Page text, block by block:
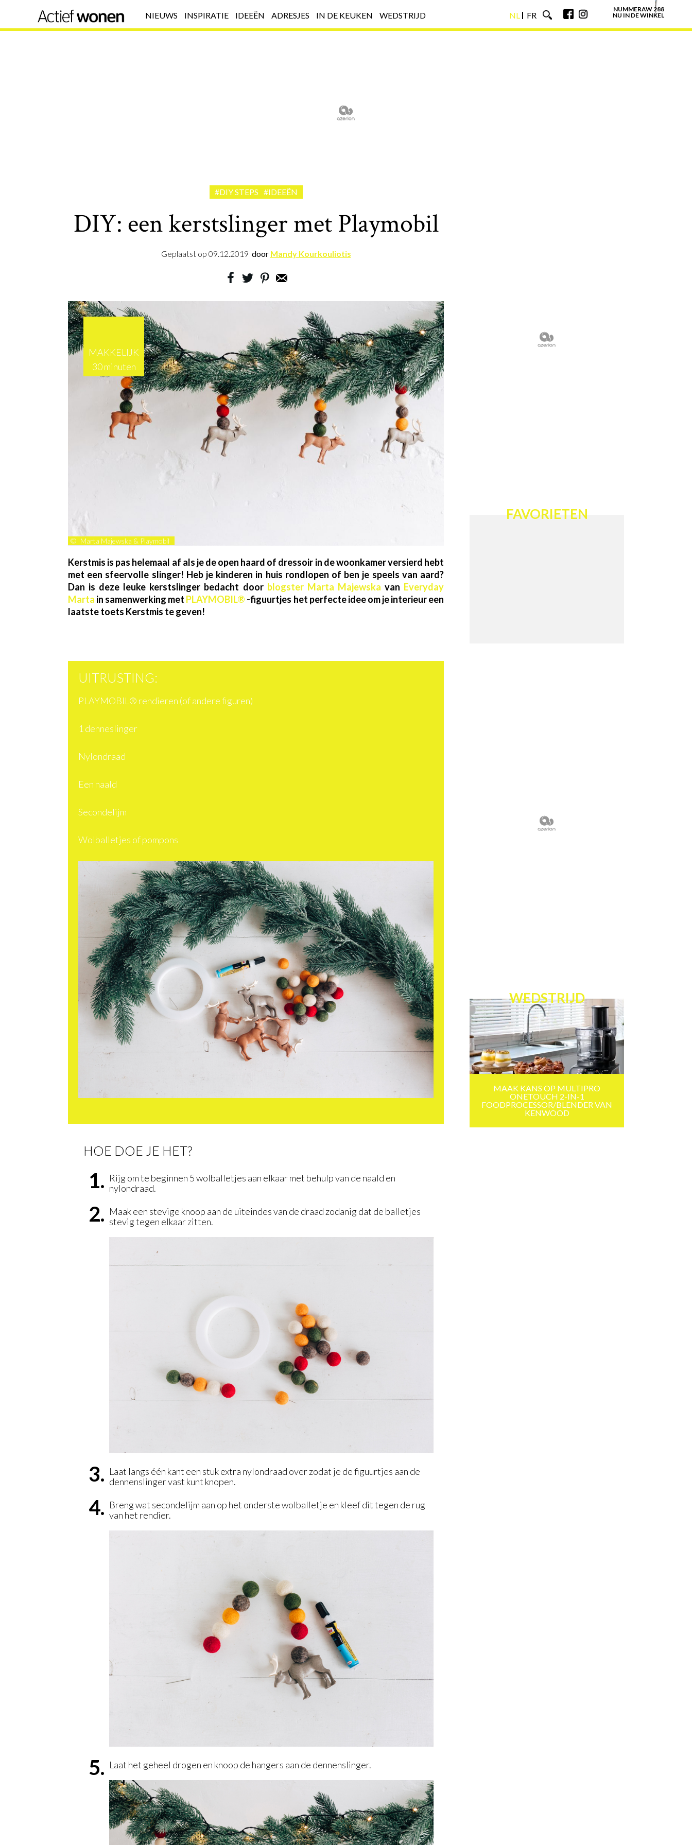
NIEUWS INSPIRATIE IDEEËN ADRESJES IN DE KEUKEN WEDSTRIJD
NL
FR
NUMMERAW 288
NU IN DE WINKEL
#DIY STEPS #IDEEËN
DIY: een kerstslinger met Playmobil
Geplaatst op 09.12.2019 door Mandy Kourkouliotis
MAKKELIJK
30 minuten
© Marta Majewska & Playmobil
Kerstmis is pas helemaal af als je de open haard of dressoir in de woonkamer versierd hebt
met een sfeervolle slinger! Heb je kinderen in huis rondlopen of ben je speels van aard?
Dan is deze leuke kerstslinger bedacht door blogster Marta Majewska van Everyday
Marta in samenwerking met PLAYMOBIL® -figuurtjes het perfecte idee om je interieur een
laatste toets Kerstmis te geven!
UITRUSTING:
PLAYMOBIL® rendieren (of andere figuren)
1 denneslinger
Nylondraad
Een naald
Secondelijm
Wolballetjes of pompons
HOE DOE JE HET?
Rijg om te beginnen 5 wolballetjes aan elkaar met behulp van de naald en
nylondraad.
Maak een stevige knoop aan de uiteindes van de draad zodanig dat de balletjes
stevig tegen elkaar zitten.
Laat langs één kant een stuk extra nylondraad over zodat je de figuurtjes aan de
dennenslinger vast kunt knopen.
Breng wat secondelijm aan op het onderste wolballetje en kleef dit tegen de rug
van het rendier.
Laat het geheel drogen en knoop de hangers aan de dennenslinger.
FAVORIETEN
WEDSTRIJD
MAAK KANS OP MULTIPRO
ONETOUCH 2-IN-1
FOODPROCESSOR/BLENDER VAN
KENWOOD